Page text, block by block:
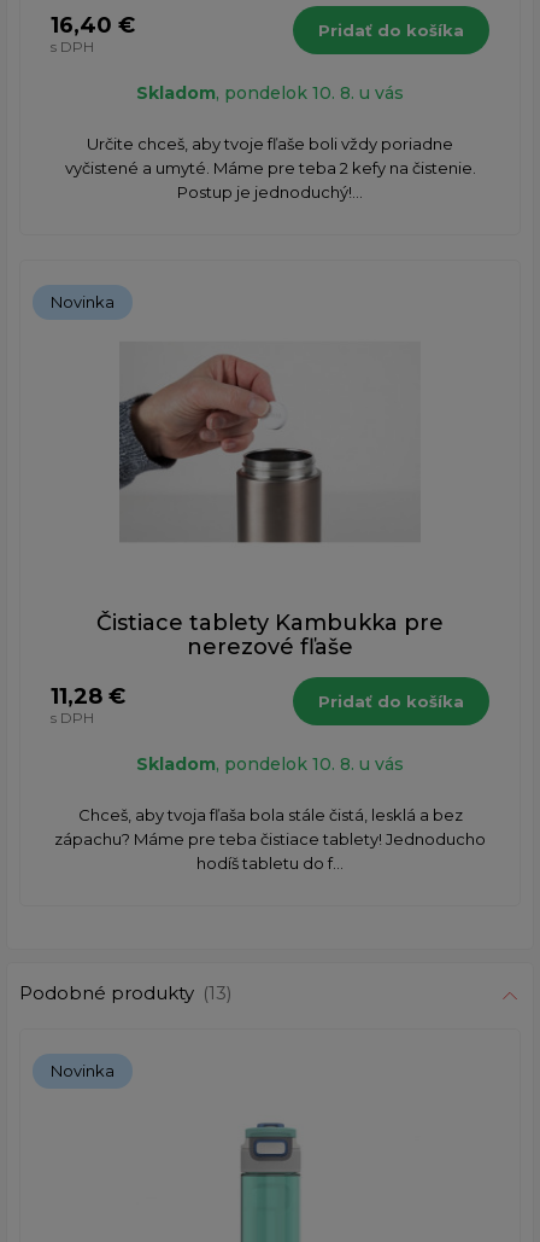
16,40 €
s DPH
Pridať do košíka
Skladom, pondelok 10. 8. u vás
​​Určite chceš, aby tvoje fľaše boli vždy poriadne
vyčistené a umyté. Máme pre teba 2 kefy na čistenie.
Postup je jednoduchý!...
Novinka
Čistiace tablety Kambukka pre
nerezové fľaše
11,28 €
s DPH
Pridať do košíka
Skladom, pondelok 10. 8. u vás
​Chceš, aby tvoja fľaša bola stále čistá, lesklá a bez
zápachu? Máme pre teba čistiace tablety! Jednoducho
hodíš tabletu do f...
Podobné produkty (13)
Novinka